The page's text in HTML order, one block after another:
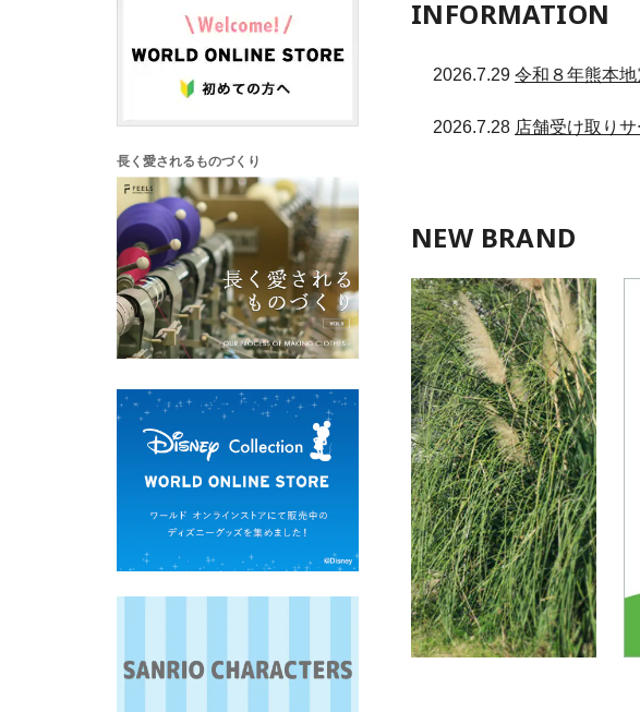
長く愛されるものづくり
INFORMATION
2026.7.29 令和８年熊本
2026.7.28 店舗受け取り
NEW BRAND